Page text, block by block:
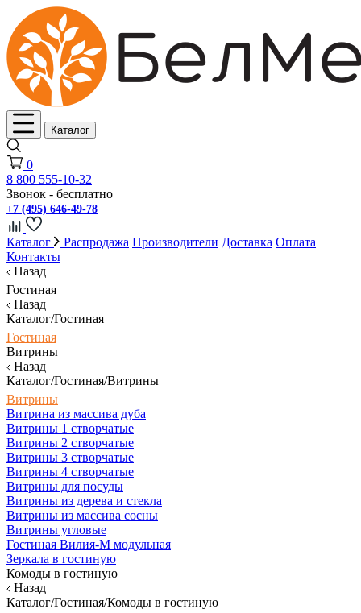
Каталог
0
8 800 555-10-32
Звонок - бесплатно
+7 (495) 646-49-78
Каталог Распродажа Производители Доставка Оплата
Контакты
Назад
Гостиная
Назад
Каталог/Гостиная
Гостиная
Витрины
Назад
Каталог/Гостиная/Витрины
Витрины
Витрина из массива дуба
Витрины 1 створчатые
Витрины 2 створчатые
Витрины 3 створчатые
Витрины 4 створчатые
Витрины для посуды
Витрины из дерева и стекла
Витрины из массива сосны
Витрины угловые
Гостиная Вилия-М модульная
Зеркала в гостиную
Комоды в гостиную
Назад
Каталог/Гостиная/Комоды в гостиную